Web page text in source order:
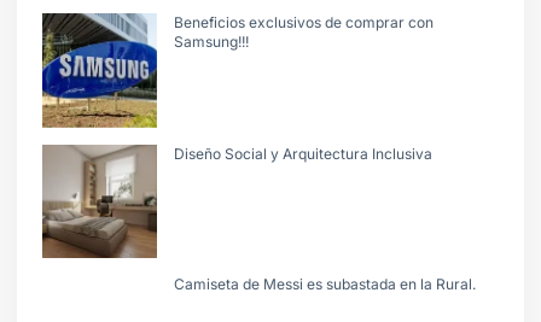
Beneficios exclusivos de comprar con
Samsung!!!
Diseño Social y Arquitectura Inclusiva
Camiseta de Messi es subastada en la Rural.